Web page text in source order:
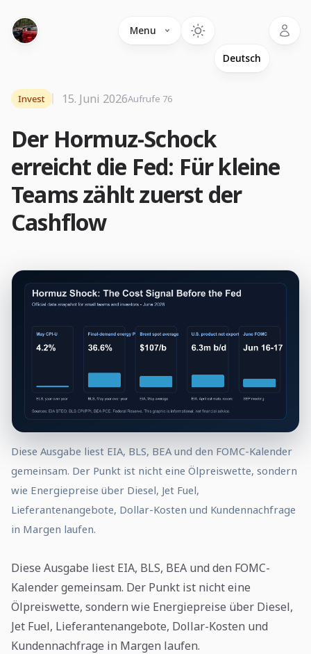
Menu
Der Hormuz-Schock
erreicht die Fed: Für kleine
Teams zählt zuerst der
Cashflow
Invest 15. Juni 2026Aufrufe 76
Diese Ausgabe liest EIA, BLS, BEA und den FOMC-Kalender
gemeinsam. Der Punkt ist nicht eine Ölpreiswette, sondern
wie Energiepreise über Diesel, Jet Fuel,
Lieferantenangebote, Dollar-Kosten und Kundennachfrage
in Margen laufen.
Diese Ausgabe liest EIA, BLS, BEA und den FOMC-
Kalender gemeinsam. Der Punkt ist nicht eine
Ölpreiswette, sondern wie Energiepreise über Diesel,
Jet Fuel, Lieferantenangebote, Dollar-Kosten und
Kundennachfrage in Margen laufen.